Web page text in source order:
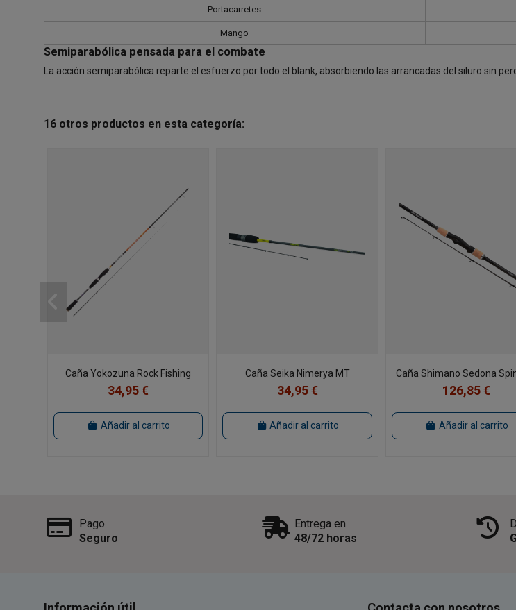
Portacarretes
Mango
Semiparabólica pensada para el combate
La acción semiparabólica reparte el esfuerzo por todo el blank, absorbiendo las arrancadas del siluro sin
16 otros productos en esta categoría:
Caña Yokozuna Rock Fishing
34,95 €
Añadir al carrito
Caña Seika Nimerya MT
34,95 €
Añadir al carrito
Caña Shimano Sedona
126,85 €
Añadir al carrito
Pago
Seguro
Entrega en
48/72 horas